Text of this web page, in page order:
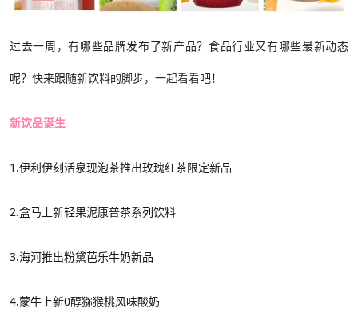
过去一周，有哪些品牌发布了新产品？食品行业又有哪些最新动态
呢？快来跟随新饮料的脚步，一起看看吧！
新饮品诞生
1.伊利伊刻活泉现泡茶推出玫瑰红茶限定新品
2.盒马上新轻果泥康普茶系列饮料
3.海河推出粉黛芭乐牛奶新品
4.蒙牛 上新0醇猕猴桃风味酸奶